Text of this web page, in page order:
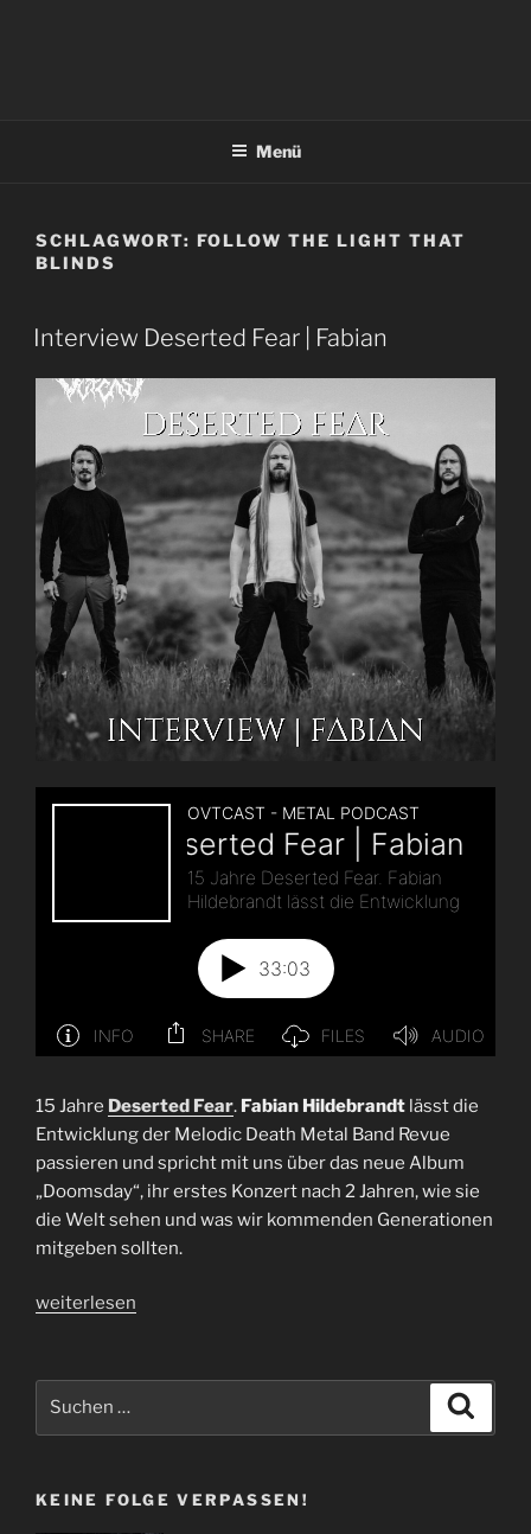
Menü
SCHLAGWORT: FOLLOW THE LIGHT THAT
BLINDS
Interview Deserted Fear | Fabian
15 Jahre Deserted Fear. Fabian Hildebrandt lässt die
Entwicklung der Melodic Death Metal Band Revue
passieren und spricht mit uns über das neue Album
„Doomsday“, ihr erstes Konzert nach 2 Jahren, wie sie
die Welt sehen und was wir kommenden Generationen
mitgeben sollten.
„Interview
|
Fabian“
weiterlesen
KEINE FOLGE VERPASSEN!